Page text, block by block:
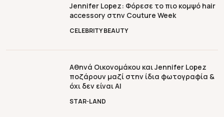
CELEBRITY BEAUTY
Jennifer Lopez: Φόρεσε το πιο κομψό hair
accessory στην Couture Week
STAR-LAND
Αθηνά Οικονομάκου και Jennifer Lopez
ποζάρουν μαζί στην ίδια φωτογραφία &
όχι δεν είναι ΑΙ